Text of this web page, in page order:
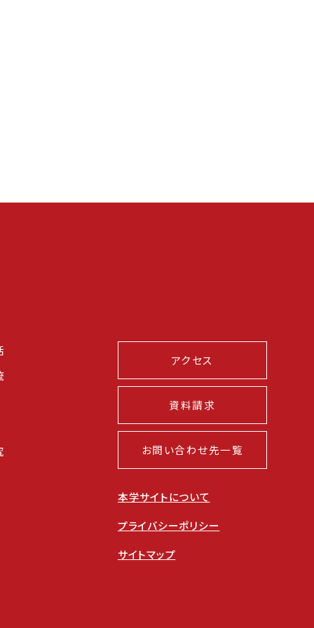
アクセス
資料請求
お問い合わせ先一覧
本学サイトについて
プライバシーポリシー
サイトマップ